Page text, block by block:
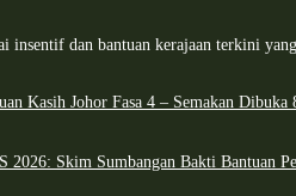
insentif dan bantuan kerajaan terkini
Kasih Johor Fasa 4 – Semakan
2026: Skim Sumbangan Bakti Bantuan